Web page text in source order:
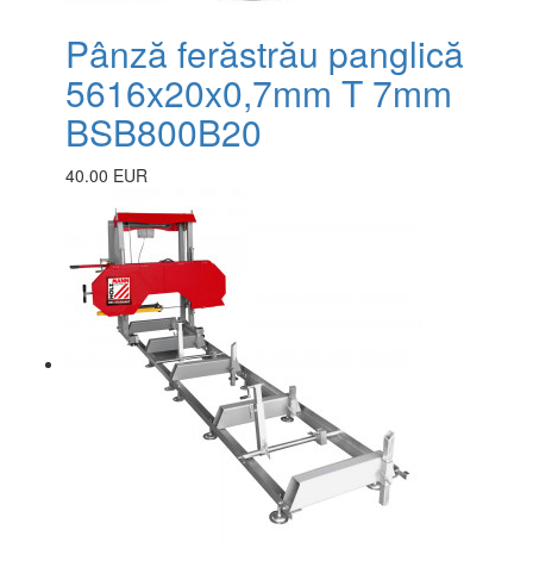
Pânză ferăstrău panglică
5616x20x0,7mm T 7mm
BSB800B20
40.00 EUR